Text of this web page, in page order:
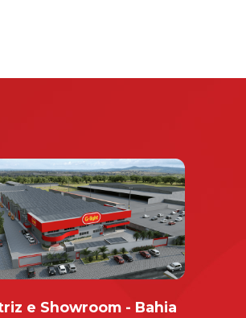
e Showroom - Bahia